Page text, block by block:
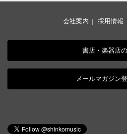
会社案内 | 採用情報
書店・楽器店
メールマガジン